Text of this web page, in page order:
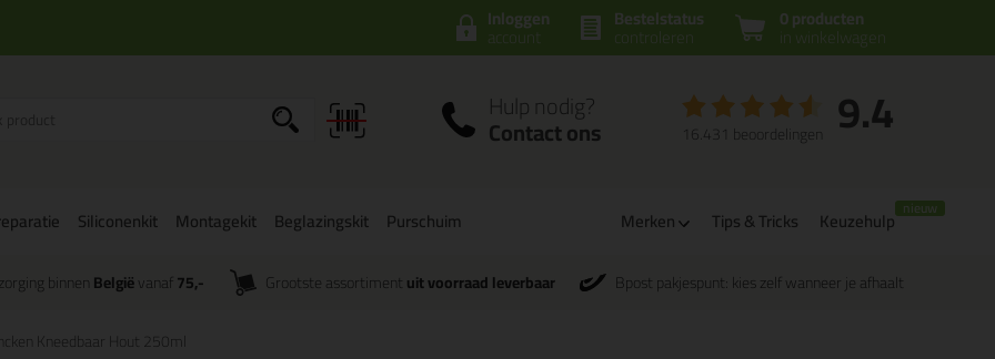
0 producten
in winkelwagen
Bestelstatus
controleren
Inloggen
account
Hulp nodig?
Contact ons 9.4
16.431 beoordelingen
Siliconenkit Montagekit Beglazingskit Purschuim Merken Tips & Tricks Keuzehulp
binnenBelgiëvanaf 75,- Grootste assortiment uit voorraad leverbaar Bpost pakjespunt: kies zelf wanneer je afhaalt
Kneedbaar Hout 250ml